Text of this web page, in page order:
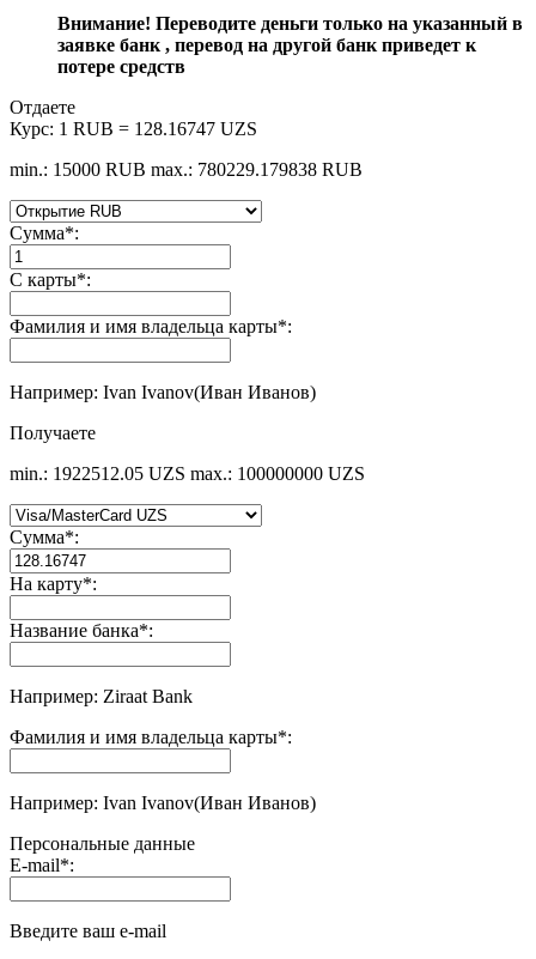
Внимание! Переводите деньги только на указанный в
заявке банк , перевод на другой банк приведет к
потере средств
Отдаете
Курс: 1 RUB = 128.16747 UZS
min.: 15000 RUB max.: 780229.179838 RUB
Сумма*:
С карты*:
Фамилия и имя владельца карты*:
Например: Ivan Ivanov(Иван Иванов)
Получаете
min.: 1922512.05 UZS max.: 100000000 UZS
Сумма*:
На карту*:
Название банка*:
Например: Ziraat Bank
Фамилия и имя владельца карты*:
Например: Ivan Ivanov(Иван Иванов)
Персональные данные
E-mail*:
Введите ваш e-mail